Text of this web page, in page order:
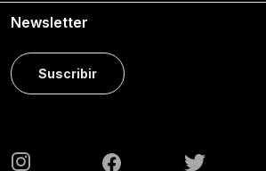
Newsletter
Suscribir